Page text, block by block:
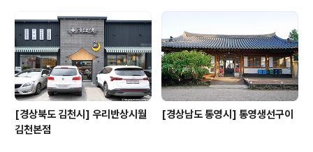
[경상북도 김천시] 우리반상시월
김천본점
[경상남도 통영시] 통영생선구이